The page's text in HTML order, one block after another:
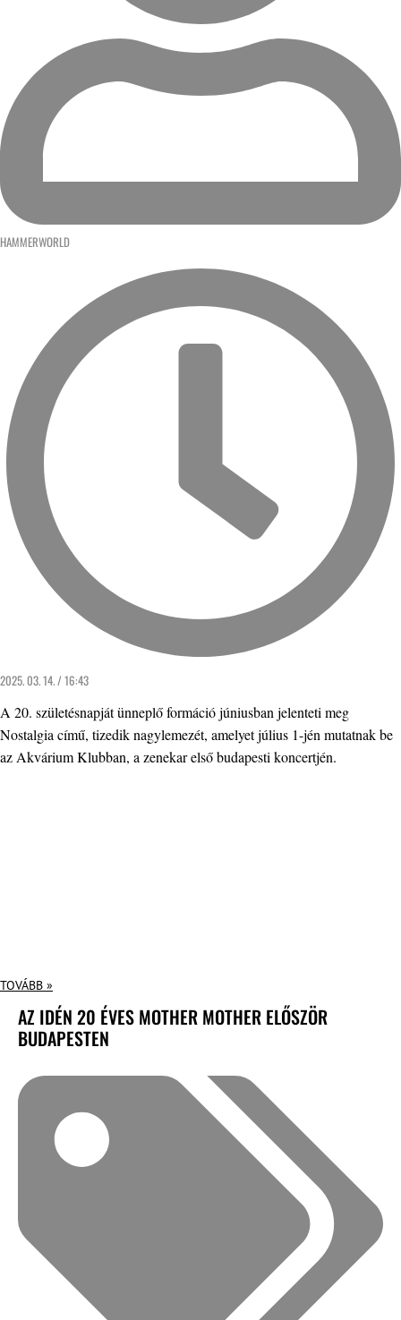
HAMMERWORLD
2025. 03. 14. / 16:43
A 20. születésnapját ünneplő formáció júniusban jelenteti meg
Nostalgia című, tizedik nagylemezét, amelyet július 1-jén mutatnak be
az Akvárium Klubban, a zenekar első budapesti koncertjén.
TOVÁBB »
AZ IDÉN 20 ÉVES MOTHER MOTHER ELŐSZÖR
BUDAPESTEN